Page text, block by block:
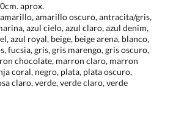
aprox.
amarillo, amarillo oscuro, antracita/gris,
azul cielo, azul claro, azul denim,
azul royal, beige, beige arena, blanco,
fucsia, gris, gris marengo, gris oscuro,
chocolate, marron claro, marron
coral, negro, plata, plata oscuro,
claro, verde, verde claro, verde